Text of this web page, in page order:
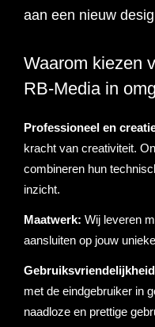
Shopify webshop
Zoho webshop
Bullhorn website
Realworks website
brengen
Online marketing
strategie
Content strategie
Social Media
Online marketing
bureau
uitbesteden
Online marketing
CRO
SEO onderzoek
SEO advies
SEO strategie
SEO teksten
SEO uitbesteden
Advertising
Google Ads
Google shopping
Social advertising
Linkbuilding
Linkbuilding
E-mail marketing
E-mail marketing
uitbesteden
Nulmeting website
Website analyse
Onderzoeken
Google Ads audit
Data & tools
SalesFeed
Marketing
Google Analytics 4
instellen
Referenties
Werken bij
076 78 51 526
info@rb-media.nl
aan een nieuw
Waarom kiezen
RB-Media in
Professioneel en
kracht van creativiteit.
combineren hun
inzicht.
Maatwerk: Wij leveren
aansluiten op jouw
met de eindgebruiker in
naadloze en prettige